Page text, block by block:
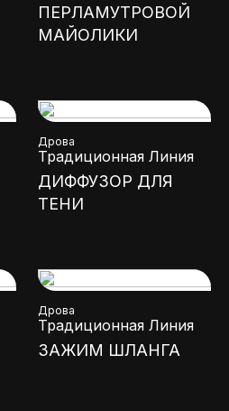
ПЕРЛАМУТРОВОЙ
МАЙОЛИКИ
Дрова
Традиционная Линия
ДИФФУЗОР ДЛЯ
ТЕНИ
Дрова
Традиционная Линия
ЗАЖИМ ШЛАНГА